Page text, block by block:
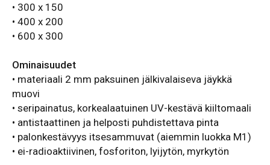
• 300 x 150
• 400 x 200
• 600 x 300
Ominaisuudet
• materiaali 2 mm paksuinen jälkivalaiseva jäykkä
muovi
• seripainatus, korkealaatuinen UV-kestävä kiiltomaali
• antistaattinen ja helposti puhdistettava pinta
• palonkestävyys itsesammuvat (aiemmin luokka M1)
• ei-radioaktiivinen, fosforiton, lyijytön, myrkytön